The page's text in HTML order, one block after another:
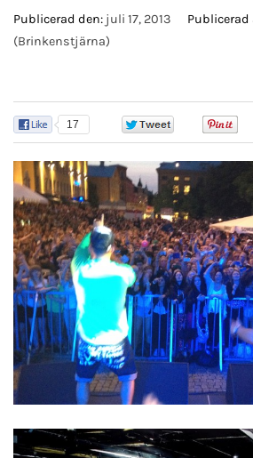
Publicerad den: juli 17, 2013 Publicerad
(Brinkenstjärna)
17